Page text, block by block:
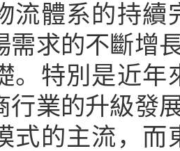
體系的持續
需求的不斷增
。特別是近年
行業的升級發
式的主流，而